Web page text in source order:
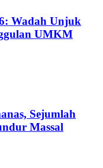
Wadah Unjuk
UMKM
Sejumlah
Massal